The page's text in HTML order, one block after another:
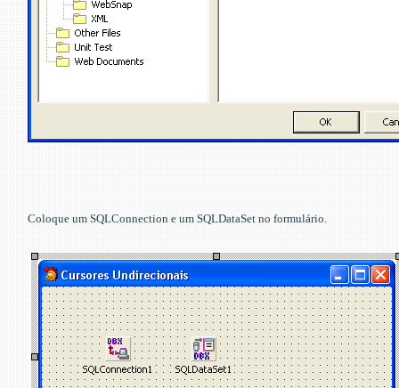
Coloque um SQLConnection e um SQLDataSet no formulário.